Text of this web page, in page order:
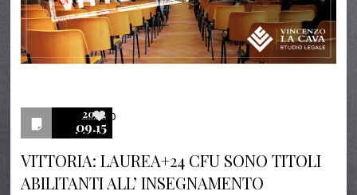
2022
09.15
0
VITTORIA: LAUREA+24 CFU SONO TITOLI
ABILITANTI ALL’ INSEGNAMENTO